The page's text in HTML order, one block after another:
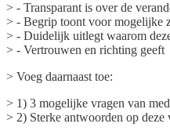
> - Transparant is over de
> - Begrip toont voor mogelijke
> - Duidelijk uitlegt waarom
> - Vertrouwen en richting geeft
> Voeg daarnaast toe:
> 1) 3 mogelijke vragen van
> 2) Sterke antwoorden op deze